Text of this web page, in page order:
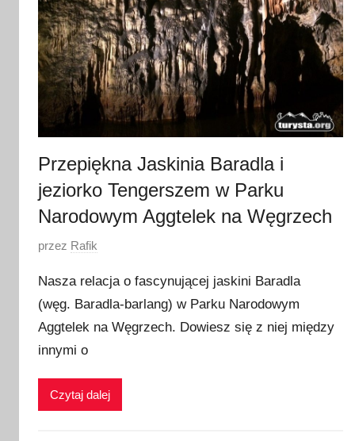
n
a
2
Przepiękna Jaskinia Baradla i
jeziorko Tengerszem w Parku
Narodowym Aggtelek na Węgrzech
O
u
b
l
i
w
przez Rafik
Nasza relacja o fascynującej jaskini Baradla
(węg. Baradla-barlang) w Parku Narodowym
Aggtelek na Węgrzech. Dowiesz się z niej między
innymi o
Czytaj dalej